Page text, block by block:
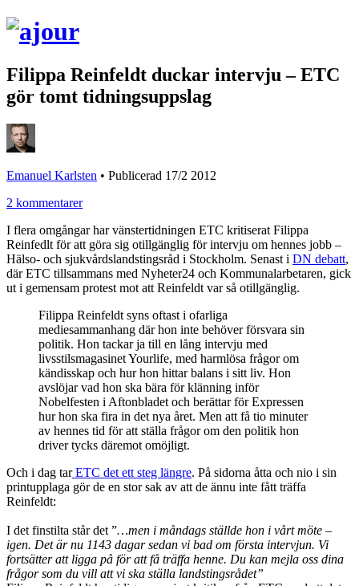
Filippa Reinfeldt duckar intervju – ETC
gör tomt tidningsuppslag
Emanuel Karlsten • Publicerad 17/2 2012
2 kommentarer
I flera omgångar har vänstertidningen ETC kritiserat Filippa
Reinfedlt för att göra sig otillgänglig för intervju om hennes jobb –
Hälso- och sjukvårdslandstingsråd i Stockholm. Senast i DN debatt,
där ETC tillsammans med Nyheter24 och Kommunalarbetaren, gick
ut i gemensam protest mot att Reinfeldt var så otillgänglig.
Filippa Reinfeldt syns oftast i ofarliga
mediesammanhang där hon inte behöver försvara sin
politik. Hon tackar ja till en lång intervju med
livsstilsmagasinet Yourlife, med harmlösa frågor om
kändisskap och hur hon hittar balans i sitt liv. Hon
avslöjar vad hon ska bära för klänning inför
Nobelfesten i Aftonbladet och berättar för Expressen
hur hon ska fira in det nya året. Men att få tio minuter
av hennes tid för att ställa frågor om den politik hon
driver tycks däremot omöjligt.
Och i dag tarETC det ett steg längre. På sidorna åtta och nio i sin
printupplaga gör de en stor sak av att de ännu inte fått träffa
Reinfeldt:
I det finstilta står det ”…men i måndags ställde hon i vårt möte –
igen. Det är nu 1143 dagar sedan vi bad om första intervjun. Vi
fortsätter att ligga på för att få träffa henne. Du kan mejla oss dina
frågor som du vill att vi ska ställa landstingsrådet”